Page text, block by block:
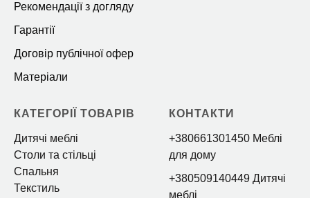
Рекомендації з догляду
Гарантії
Договір публічної офер
Матеріали
КАТЕГОРІЇ ТОВАРІВ
Дитячі меблі
Столи та стільці
Спальня
Текстиль
КОНТАКТИ
+380661301450 Меблі
для дому
+380509140449 Дитячі
меблі